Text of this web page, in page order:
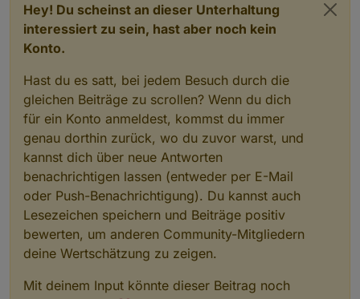
Hey! Du scheinst an dieser Unterhaltung
interessiert zu sein, hast aber noch kein
Konto.
Hast du es satt, bei jedem Besuch durch die
gleichen Beiträge zu scrollen? Wenn du dich
für ein Konto anmeldest, kommst du immer
genau dorthin zurück, wo du zuvor warst, und
kannst dich über neue Antworten
benachrichtigen lassen (entweder per E-Mail
oder Push-Benachrichtigung). Du kannst auch
Lesezeichen speichern und Beiträge positiv
bewerten, um anderen Community-Mitgliedern
deine Wertschätzung zu zeigen.
Mit deinem Input könnte dieser Beitrag noch